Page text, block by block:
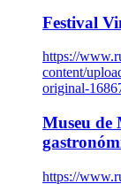
Festival
https://
content/
original-
Museu de
https://